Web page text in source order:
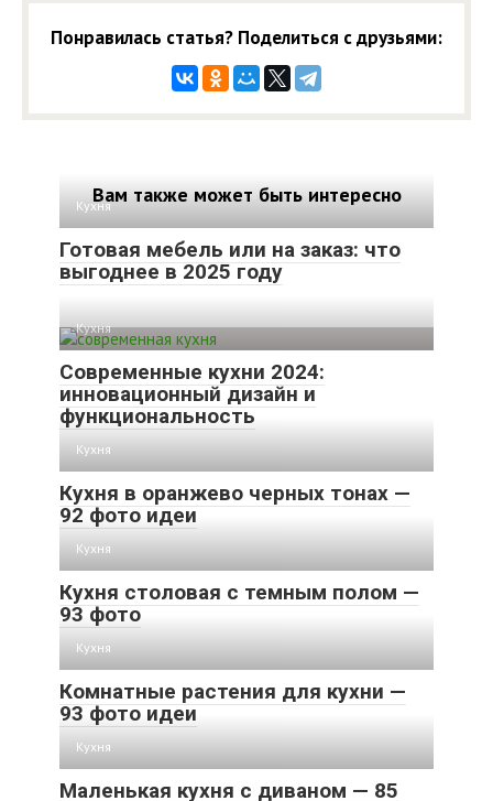
Понравилась статья? Поделиться с друзьями:
Вам также может быть интересно
Кухня
Готовая мебель или на заказ: что
выгоднее в 2025 году
Кухня
Современные кухни 2024:
инновационный дизайн и
функциональность
Кухня
Кухня в оранжево черных тонах —
92 фото идеи
Кухня
Кухня столовая с темным полом —
93 фото
Кухня
Комнатные растения для кухни —
93 фото идеи
Кухня
Маленькая кухня с диваном — 85